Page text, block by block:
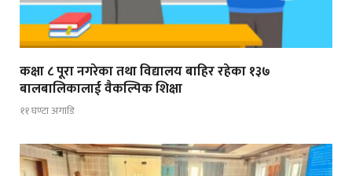
कक्षा ८ पूरा नगरेका तथा विद्यालय बाहिर रहेका १३७
बालबालिकालाई वैकल्पिक शिक्षा
११ घण्टा अगाडि